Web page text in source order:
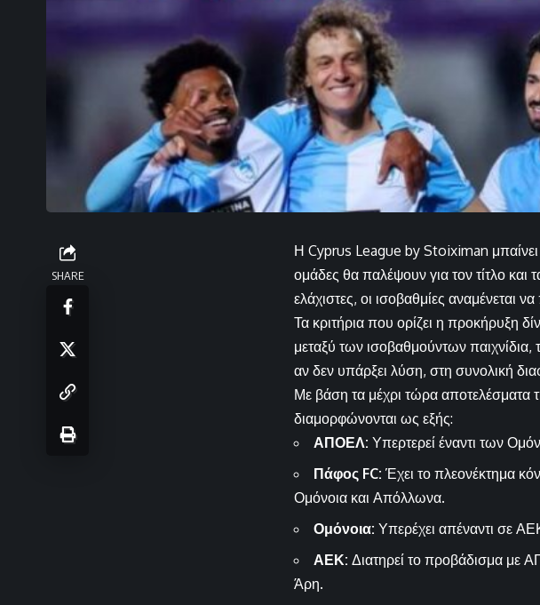
SHARE
Η Cyprus League by Stoiximan μπαίνει
ομάδες θα παλέψουν για τον τίτλο και
ελάχιστες, οι ισοβαθμίες αναμένεται
Τα κριτήρια που ορίζει η προκήρυξη
μεταξύ των ισοβαθμούντων παιχνίδια,
αν δεν υπάρξει λύση, στη συνολική
Με βάση τα μέχρι τώρα αποτελέσματα
διαμορφώνονται ως εξής:
ΑΠΟΕΛ: Υπερτερεί έναντι των
Πάφος FC: Έχει το πλεονέκτημα
Ομόνοια και Απόλλωνα.
Ομόνοια: Υπερέχει απέναντι σε
ΑΕΚ: Διατηρεί το προβάδισμα με
Άρη.